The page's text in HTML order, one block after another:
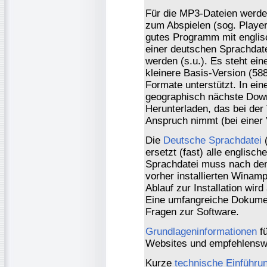
Für die MP3-Dateien
zum Abspielen (sog.
gutes Programm mit
einer deutschen
werden (s.u.). Es steht
kleinere Basis-Version
Formate unterstützt. In
geographisch nächste
Herunterladen, das bei
Anspruch nimmt (bei einer
Die Deutsche Sprachdatei
ersetzt (fast) alle
Sprachdatei muss nach
vorher installierten
Ablauf zur Installation
Eine umfangreiche
Fragen zur Software.
Grundlageninformationen
Websites und
Kurze technische